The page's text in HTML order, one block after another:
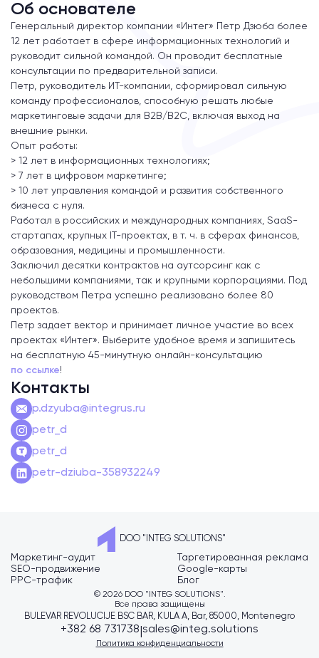
Об основателе
Генеральный директор компании «Интег» Петр Дзюба более
12 лет работает в сфере информационных технологий и
руководит сильной командой. Он проводит бесплатные
консультации по предварительной записи.
Петр, руководитель ИТ-компании, сформировал сильную
команду профессионалов, способную решать любые
маркетинговые задачи для B2B/В2С, включая выход на
внешние рынки.
Опыт работы:
> 12 лет в информационных технологиях;
> 7 лет в цифровом маркетинге;
> 10 лет управления командой и развития собственного
бизнеса с нуля.
Работал в российских и международных компаниях, SaaS-
стартапах, крупных IT-проектах, в т. ч. в сферах финансов,
образования, медицины и промышленности.
Заключил десятки контрактов на аутсорсинг как с
небольшими компаниями, так и крупными корпорациями. Под
руководством Петра успешно реализовано более 80
проектов.
Петр задает вектор и принимает личное участие во всех
проектах «Интег». Выберите удобное время и запишитесь
на бесплатную 45-минутную онлайн-консультацию
по ссылке!
Контакты
p.dzyuba@integrus.ru
petr_d
petr_d
petr-dziuba-358932249
DOO "INTEG SOLUTIONS"
Маркетинг-аудит
SEO-продвижение
PPC-трафик
Таргетированная реклама
Google-карты
Блог
© 2026 DOO "INTEG SOLUTIONS".
Все права защищены
BULEVAR REVOLUCIJE BSC BAR, KULA A, Bar, 85000, Montenegro
+382 68 731738 sales@integ.solutions
Политика конфиденциальности